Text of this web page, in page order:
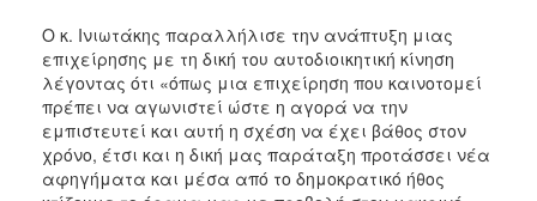
Ο κ. Ινιωτάκης παραλλήλισε την ανάπτυξη μιας
επιχείρησης με τη δική του αυτοδιοικητική κίνηση
λέγοντας ότι «όπως μια επιχείρηση που καινοτομεί
πρέπει να αγωνιστεί ώστε η αγορά να την
εμπιστευτεί και αυτή η σχέση να έχει βάθος στον
χρόνο, έτσι και η δική μας παράταξη προτάσσει νέα
αφηγήματα και μέσα από το δημοκρατικό ήθος